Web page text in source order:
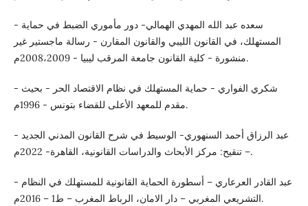
- سعده عبد الله المهدي الهمالي- دور مأموري الضبط في حماية
المستهلك، في القانون الليبي والقانون المقارن - رسالة ماجستير غير
منشورة - كلية القانون جامعة المرقب ليبيا - 2008،2009م.
- شكري الفواري - حماية المستهلك في نظام الاقتصاد الحر - بحيث
مقدم للمعهد الأعلى للقضاء بتونس - 1996م.
- عبد الرزاق أحمد السنهوري- الوسيط في شرح القانون المدني الجديد
– تنقيح: مركز الأبحاث والدراسات القانونية، القاهرة- 2022م.
- عبد القادر العرعاري – أسطورة الحماية القانونية للمستهلك في النظام
التشريعي المغربي – دار الامان، الرباط المغرب – ط1 – 2016م.